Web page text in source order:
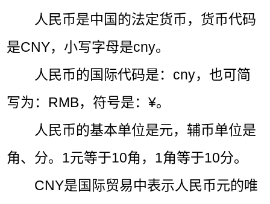
人民币是中国的法定货币，货币代码
是CNY，小写字母是cny。
人民币的国际代码是：cny，也可简
写为：RMB，符号是：¥。
人民币的基本单位是元，辅币单位是
角、分。1元等于10角，1角等于10分。
CNY是国际贸易中表示人民币元的唯